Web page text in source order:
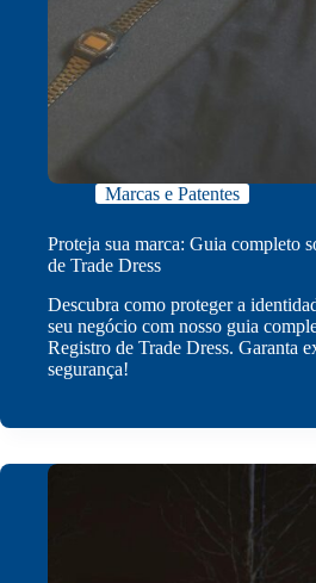
Marcas e Patentes
Proteja sua marca: Guia completo
de Trade Dress
Descubra como proteger a
seu negócio com nosso guia
Registro de Trade Dress. Garanta
segurança!